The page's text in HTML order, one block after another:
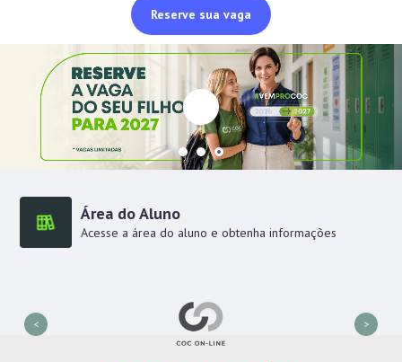
Reserve sua vaga
Área do Aluno
Acesse a área do aluno e obtenha informações
< >